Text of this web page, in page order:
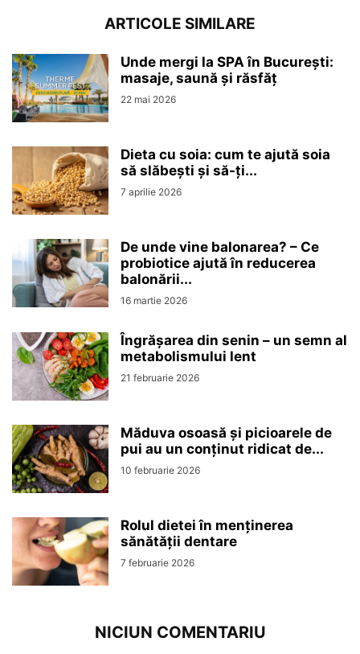
ARTICOLE SIMILARE
Unde mergi la SPA în București:
masaje, saună și răsfăț
22 mai 2026
Dieta cu soia: cum te ajută soia
să slăbești și să-ți...
7 aprilie 2026
De unde vine balonarea? – Ce
probiotice ajută în reducerea
balonării...
16 martie 2026
Îngrășarea din senin – un semn al
metabolismului lent
21 februarie 2026
Măduva osoasă și picioarele de
pui au un conținut ridicat de...
10 februarie 2026
Rolul dietei în menținerea
sănătății dentare
7 februarie 2026
NICIUN COMENTARIU